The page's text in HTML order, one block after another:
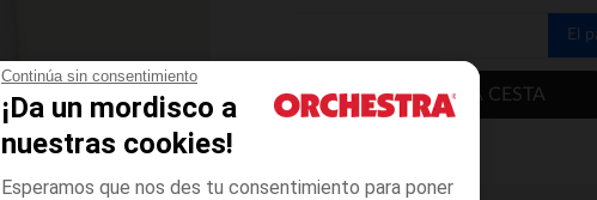
Continúa sin consentimiento
¡Da un mordisco a
nuestras cookies!
Esperamos que nos des tu consentimiento para poner
El
AÑADIR A LA CESTA